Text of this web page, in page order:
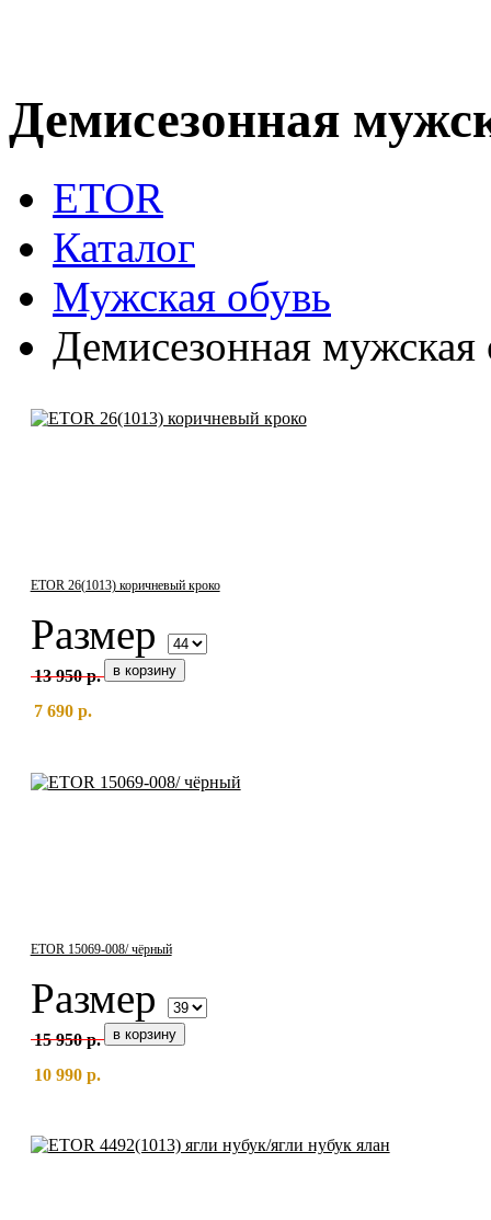
Демисезонная
ETOR
Каталог
Мужская обувь
Демисезонная мужская
ETOR 26(1013) коричневый кроко
Размер
13 950 р.
7 690 р.
ETOR 15069-008/ чёрный
Размер
15 950 р.
10 990 р.